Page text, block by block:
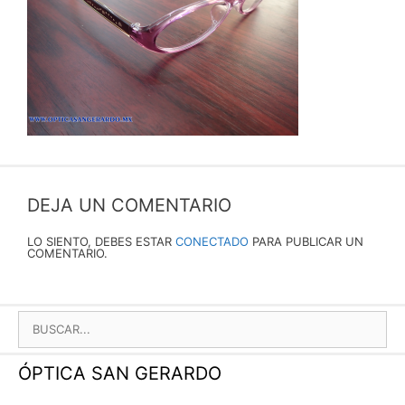
DEJA UN COMENTARIO
LO SIENTO, DEBES ESTAR CONECTADO PARA PUBLICAR UN
COMENTARIO.
BUSCAR:
ÓPTICA SAN GERARDO